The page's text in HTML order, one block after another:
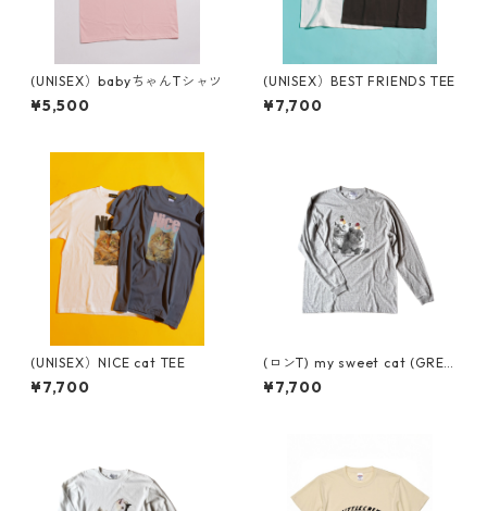
(UNISEX）babyちゃんTシャツ
¥5,500
(UNISEX）BEST FRIENDS TEE
¥7,700
(UNISEX）NICE cat TEE
¥7,700
(ロンT) my sweet cat (GRE
Y)
¥7,700